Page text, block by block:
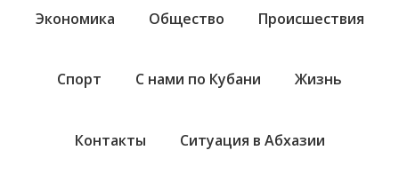
Экономика Общество Происшествия
Спорт С нами по Кубани Жизнь
Контакты Ситуация в Абхазии